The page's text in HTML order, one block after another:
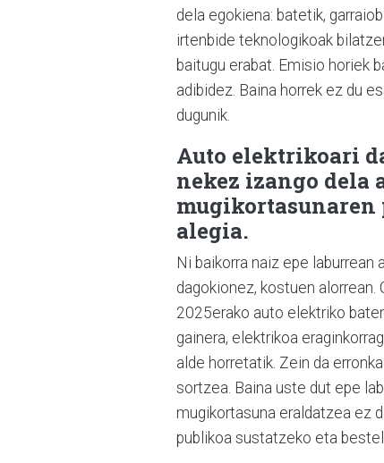
dela egokiena: batetik,
irtenbide teknologikoak
baitugu erabat. Emisio horiek
adibidez. Baina horrek ez du
dugunik.
Auto elektrikoari
nekez izango dela
mugikortasunaren
alegia.
Ni baikorra naiz epe
dagokionez, kostuen
2025erako auto elektriko
gainera, elektrikoa
alde horretatik. Zein da
sortzea. Baina uste dut epe
mugikortasuna eraldatzea ez
publikoa sustatzeko eta